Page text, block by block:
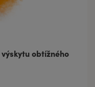
obtížného